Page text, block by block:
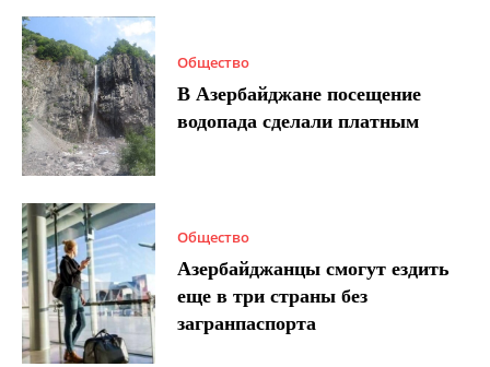
Общество
В Азербайджане посещение
водопада сделали платным
Общество
Азербайджанцы смогут ездить
еще в три страны без
загранпаспорта